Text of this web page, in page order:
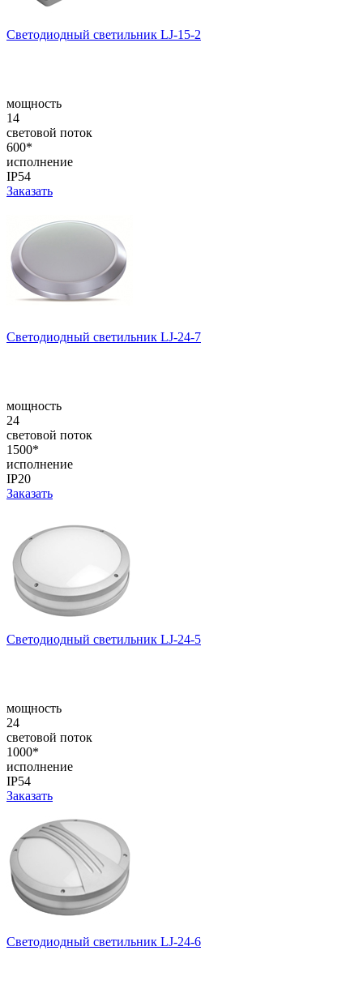
Светодиодный светильник LJ-15-2
мощность
14
световой поток
600*
исполнение
IP54
Заказать
Светодиодный светильник LJ-24-7
мощность
24
световой поток
1500*
исполнение
IP20
Заказать
Светодиодный светильник LJ-24-5
мощность
24
световой поток
1000*
исполнение
IP54
Заказать
Светодиодный светильник LJ-24-6